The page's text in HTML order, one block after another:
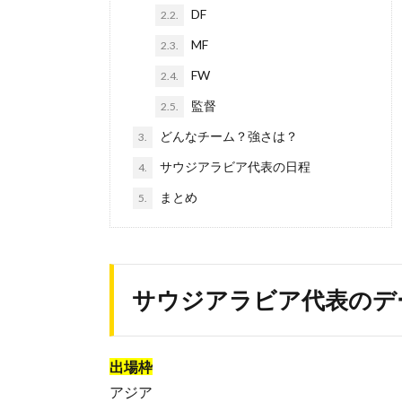
2.2. DF
2.3. MF
2.4. FW
2.5. 監督
3. どんなチーム？強さは？
4. サウジアラビア代表の日程
5. まとめ
サウジアラビア代表の
出場枠
アジア